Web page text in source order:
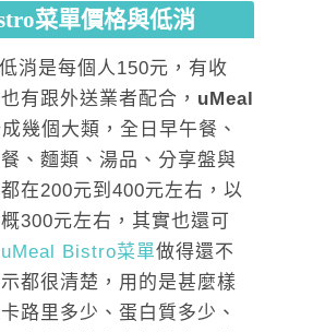
菜單價格與低消
消是每個人150元，有收
有跟外送業者配合， uMeal
幾個大類，全日早午餐、
、麵類、湯品、分享盤與
都在200元到400元左右，以
300元左右，其實也還可
uMeal Bistro菜單做得還不
都很清楚，用的是甚麼樣
路里多少、蛋白質多少、